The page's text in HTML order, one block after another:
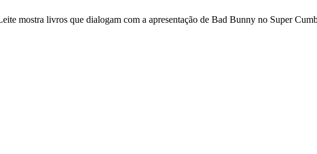
mostra livros que dialogam com a apresentação de Bad Bunny no Super